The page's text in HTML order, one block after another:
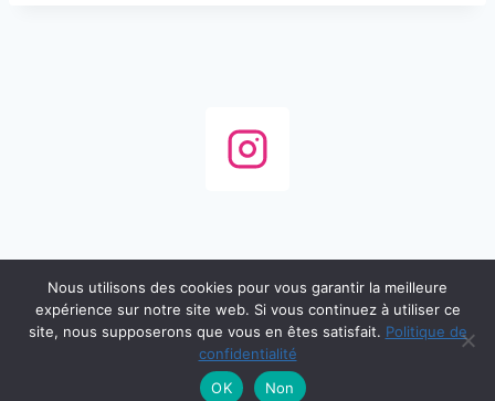
© 2026 Atypikfamily - Thème WordPress par
Kadence WP
Nous utilisons des cookies pour vous garantir la meilleure
expérience sur notre site web. Si vous continuez à utiliser ce
site, nous supposerons que vous en êtes satisfait. Politique de
confidentialité
OK
Non